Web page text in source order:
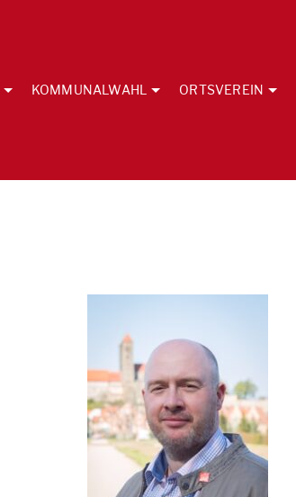
KOMMUNALWAHL ORTSVEREIN